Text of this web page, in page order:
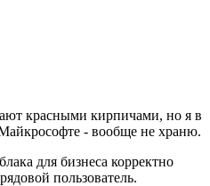
красными кирпичами, но я в
- вообще не храню.
для бизнеса корректно
пользователь.